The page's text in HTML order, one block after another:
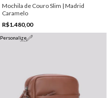
Mochila de Couro Slim | Madrid
Caramelo
R$1.480,00
Personalize